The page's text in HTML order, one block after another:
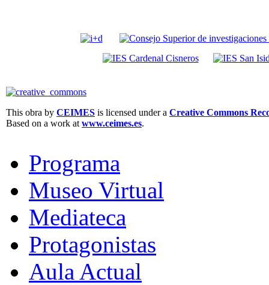
This obra by CEIMES is licensed under a Creative Commons
Based on a work at www.ceimes.es.
Programa
Museo Virtual
Mediateca
Protagonistas
Aula Actual